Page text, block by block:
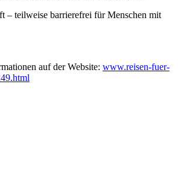
– teilweise barrierefrei für Menschen mit
auf der Website: www.reisen-fuer-